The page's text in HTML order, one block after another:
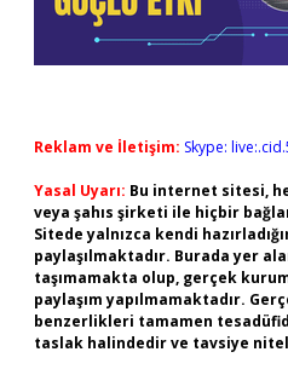
Reklam ve İletişim: Skype:
Yasal Uyarı: Bu internet sitesi,
veya şahıs şirketi ile hiçbir
Sitede yalnızca kendi
paylaşılmaktadır. Burada yer
taşımamakta olup, gerçek
paylaşım yapılmamaktadır.
benzerlikleri tamamen
taslak halindedir ve tavsiye